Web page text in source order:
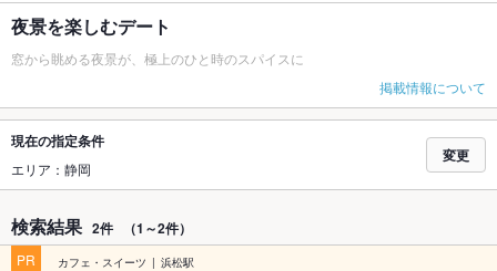
夜景を楽しむデート
窓から眺める夜景が、極上のひと時のスパイスに
掲載情報について
現在の指定条件
エリア：静岡
変更
検索結果 2件 （1～2件）
PR カフェ・スイーツ 浜松駅